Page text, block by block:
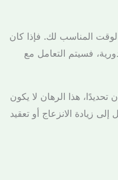
المناسب لك. فإذا كان
فسيتم التعامل مع
هذا الرهان لا يكون
زيادة الانزعاج أو تعقيد